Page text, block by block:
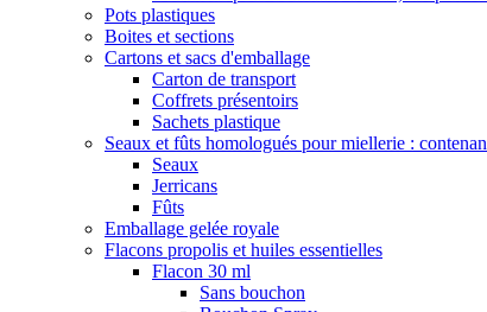
Pots plastiques
Boites et sections
Cartons et sacs d'emballage
Carton de transport
Coffrets présentoirs
Sachets plastique
Seaux et fûts homologués pour miellerie :
Seaux
Jerricans
Fûts
Emballage gelée royale
Flacons propolis et huiles essentielles
Flacon 30 ml
Sans bouchon